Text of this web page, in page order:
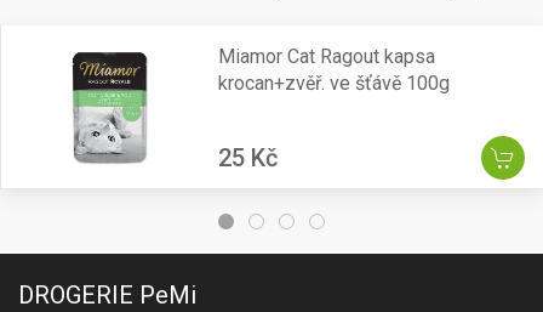
Miamor Cat Ragout kapsa
krocan+zvěř. ve šťávě 100g
25 Kč
DROGERIE PeMi